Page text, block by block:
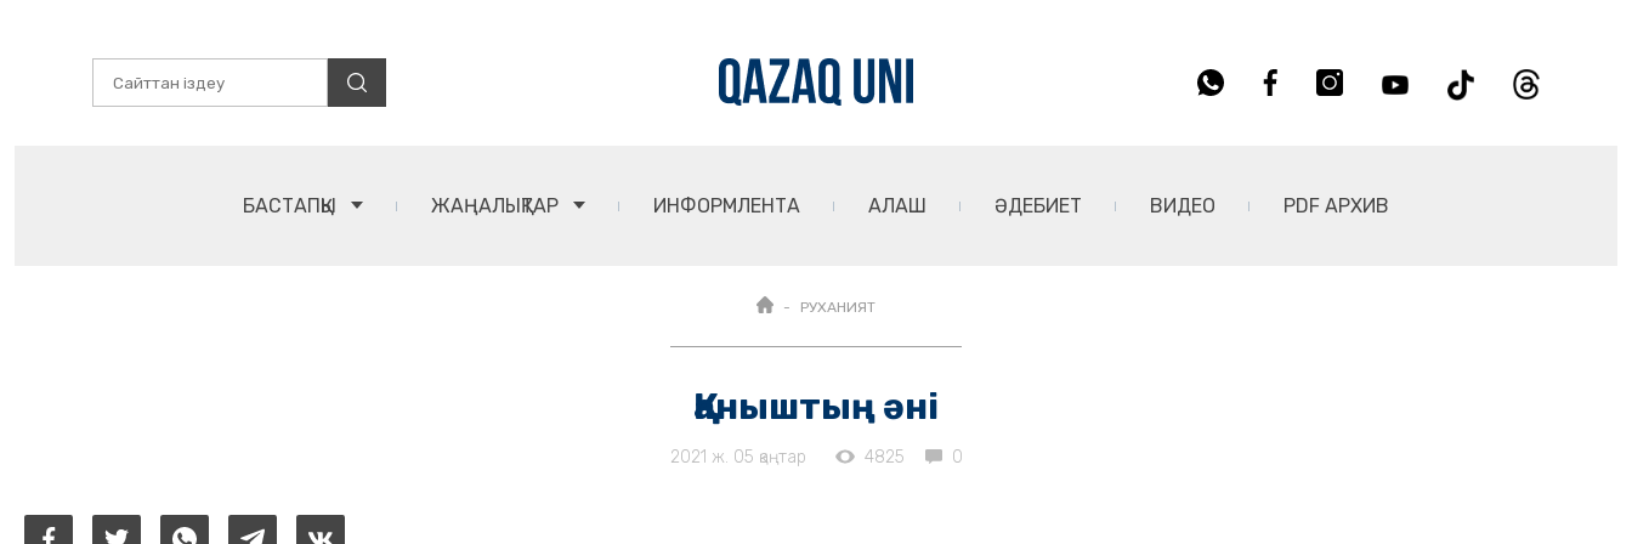
БАСТАПҚЫ ЖАҢАЛЫҚТАР ИНФОРМЛЕНТА АЛАШ ӘДЕБИЕТ ВИДЕО PDF АРХИВ
РУХАНИЯТ
Қаныштың әні
2021 ж. 05 қаңтар 4825 0